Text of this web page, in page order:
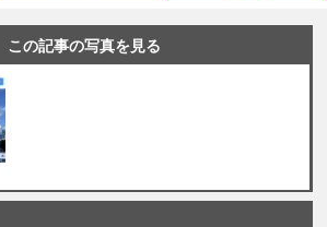
この記事の写真を見る